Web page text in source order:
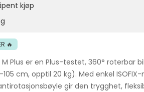
kjøp
🔥
M Plus er en Plus-testet, 360° roterbar
cm, opptil 20 kg). Med enkel
gir den trygghet,